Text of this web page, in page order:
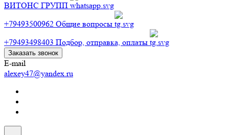
ВИТОНС ГРУПП
+79493500962 Общие вопросы
+79493498403 Подбор, отправка, оплаты
Заказать звонок
E-mail
alexey47@yandex.ru